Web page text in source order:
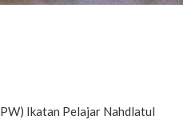
Ikatan Pelajar Nahdlatul